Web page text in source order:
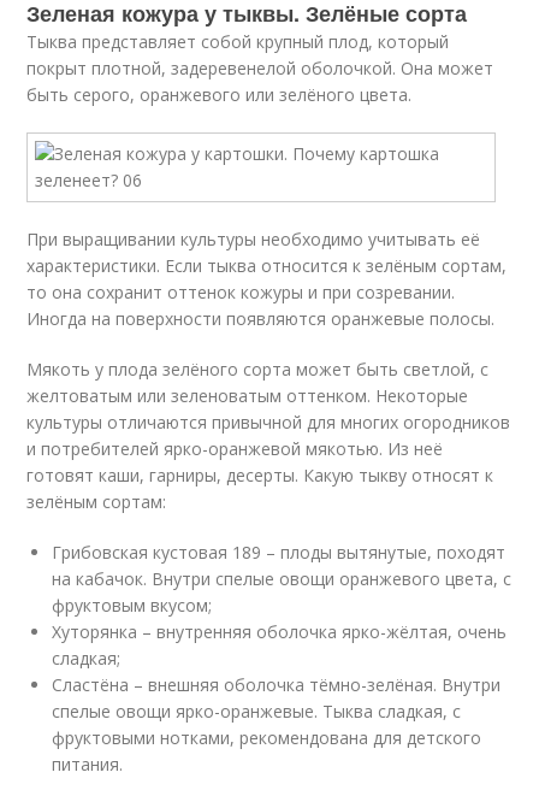
Зеленая кожура у тыквы. Зелёные сорта
Тыква представляет собой крупный плод, который
покрыт плотной, задеревенелой оболочкой. Она может
быть серого, оранжевого или зелёного цвета.
При выращивании культуры необходимо учитывать её
характеристики. Если тыква относится к зелёным сортам,
то она сохранит оттенок кожуры и при созревании.
Иногда на поверхности появляются оранжевые полосы.
Мякоть у плода зелёного сорта может быть светлой, с
желтоватым или зеленоватым оттенком. Некоторые
культуры отличаются привычной для многих огородников
и потребителей ярко-оранжевой мякотью. Из неё
готовят каши, гарниры, десерты. Какую тыкву относят к
зелёным сортам:
Грибовская кустовая 189 – плоды вытянутые, походят
на кабачок. Внутри спелые овощи оранжевого цвета, с
фруктовым вкусом;
Хуторянка – внутренняя оболочка ярко-жёлтая, очень
сладкая;
Сластёна – внешняя оболочка тёмно-зелёная. Внутри
спелые овощи ярко-оранжевые. Тыква сладкая, с
фруктовыми нотками, рекомендована для детского
питания.